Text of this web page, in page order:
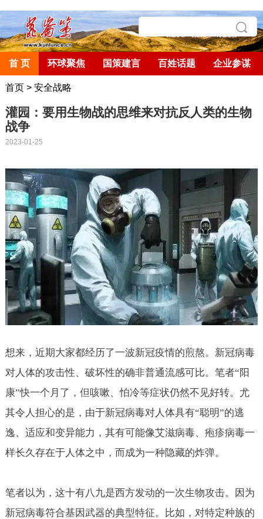
首 页 环球聚焦 国策建言 百姓话题 企业参谋
首页> 安全战略
灌园：要用生物战的思维来对抗反人类的生物
战争
2023-01-25
想来，近期大家都经历了一波新冠疫情的煎熬。新冠病毒
对人体的攻击性、破坏性的确非普通流感可比。笔者“阳
康”快一个月了，但咳嗽、怕冷等症状仍然不见好转。尤
其令人担心的是，由于新冠病毒对人体具有“聪明”的逃
逸、适应和变异能力，其有可能像艾滋病毒、疱疹病毒一
样长久存在于人体之中，而成为一种隐藏的炸弹。
笔者以为，这十有八九是西方发动的一次生物攻击。因为
新冠病毒符合基因武器的典型特征。比如，对特定种族的